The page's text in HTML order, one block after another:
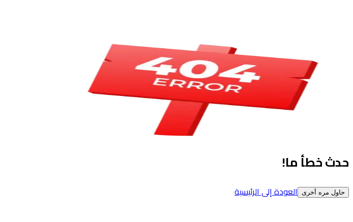
حدث خطأ ما!
حاول مره أخرى العودة إلى الرئيسية